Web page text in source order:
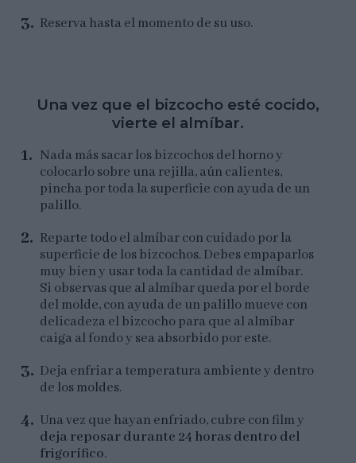
Reserva hasta el momento de su uso.
Una vez que el bizcocho esté cocido,
vierte el almíbar.
Nada más sacar los bizcochos del horno y
colocarlo sobre una rejilla, aún calientes,
pincha por toda la superficie con ayuda de un
palillo.
Reparte todo el almíbar con cuidado por la
superficie de los bizcochos. Debes empaparlos
muy bien y usar toda la cantidad de almíbar.
Si observas que al almíbar queda por el borde
del molde, con ayuda de un palillo mueve con
delicadeza el bizcocho para que al almíbar
caiga al fondo y sea absorbido por este.
Deja enfriar a temperatura ambiente y dentro
de los moldes.
Una vez que hayan enfriado, cubre con film y
deja reposar durante 24 horas dentro del
frigorífico.